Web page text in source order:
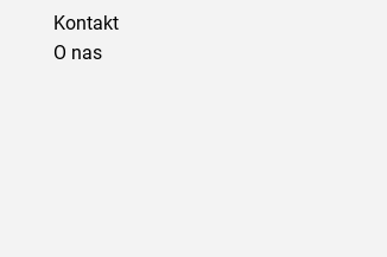
Kontakt
O nas